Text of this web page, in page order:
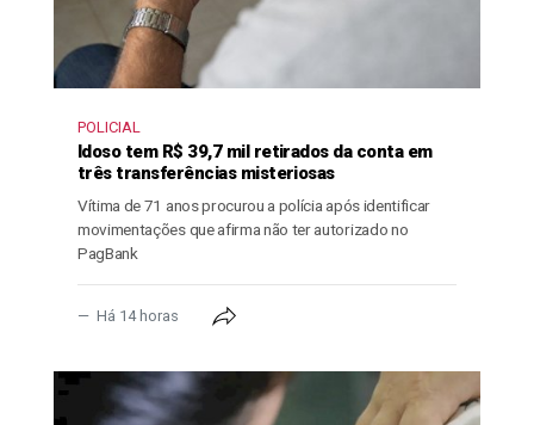
POLICIAL
Idoso tem R$ 39,7 mil retirados da conta em
três transferências misteriosas
Vítima de 71 anos procurou a polícia após identificar
movimentações que afirma não ter autorizado no
PagBank
Há 14 horas